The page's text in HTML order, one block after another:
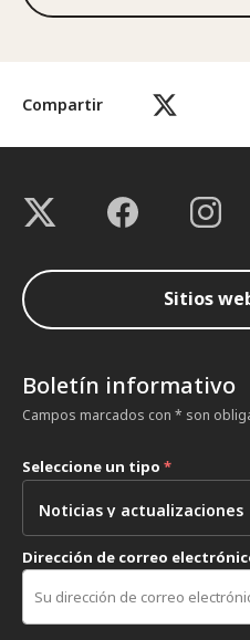
Compartir
Sitios
Boletín informativo
Campos marcados con * son
Seleccione un tipo *
Dirección de correo